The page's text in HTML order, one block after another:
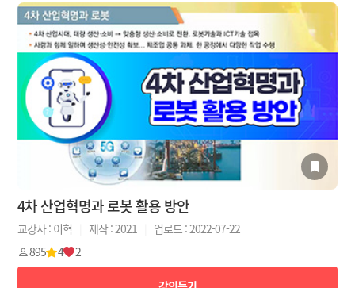
4차 산업혁명과 로봇 활용 방안
교강사 : 이혁 제작 : 2021
업로드 : 2022-07-22
895
4 2